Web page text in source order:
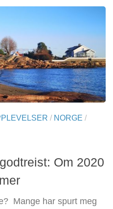
/ NORGE /
Om 2020
Mange har spurt meg